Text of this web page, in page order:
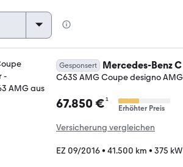
Gesponsert Mercedes-Benz
C63S AMG Coupe designo
67.850 €¹
Erhöhter Preis
Versicherung vergleichen
EZ 09/2016• 41.500 km • 375